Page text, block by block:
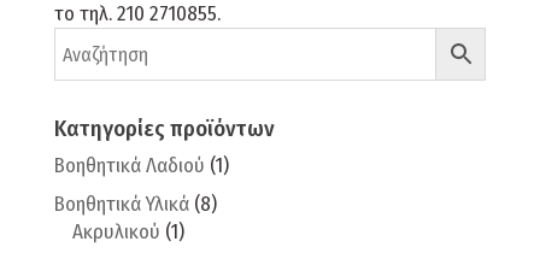
το τηλ. 210 2710855.
Κατηγορίες προϊόντων
Βοηθητικά Λαδιού (1)
Βοηθητικά Υλικά (8)
Ακρυλικού (1)